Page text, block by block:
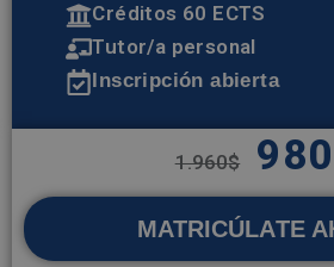
Créditos 60 ECTS
Tutor/a personal
Inscripción abierta
1.960$ 980
MATRICÚLATE